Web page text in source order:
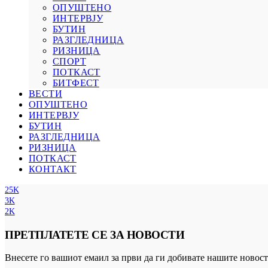
ОПУШТЕНО
ИНТЕРВЈУ
БУТИН
РАЗГЛЕДНИЦА
РИЗНИЦА
СПОРТ
ПОТКАСТ
БИТФЕСТ
ВЕСТИ
ОПУШТЕНО
ИНТЕРВЈУ
БУТИН
РАЗГЛЕДНИЦА
РИЗНИЦА
ПОТКАСТ
КОНТАКТ
25K
3K
2K
ПРЕТПЛАТЕТЕ СЕ ЗА НОВОСТИ
Внесете го вашиот емаил за први да ги добивате нашите